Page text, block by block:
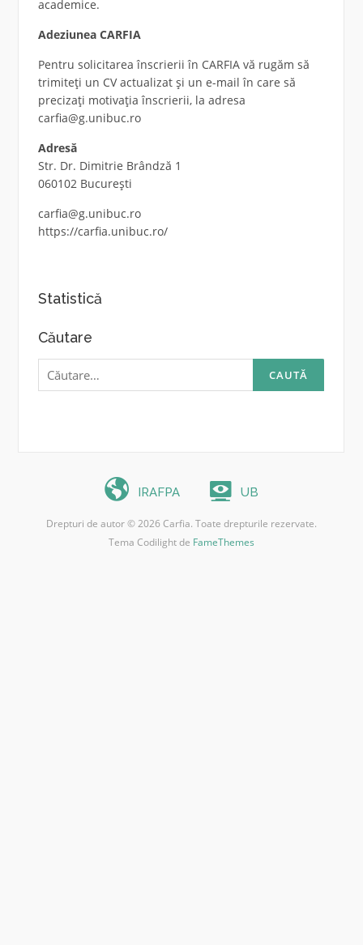
academice.
Adeziunea CARFIA
Pentru solicitarea înscrierii în CARFIA vă rugăm să
trimiteți un CV actualizat și un e-mail în care să
precizați motivația înscrierii, la adresa
carfia@g.unibuc.ro
Adresă
Str. Dr. Dimitrie Brândză 1
060102 București
carfia@g.unibuc.ro
https://carfia.unibuc.ro/
Statistică
Căutare
Caută
după:
IRAFPA UB
Drepturi de autor © 2026 Carfia. Toate drepturile rezervate.
Tema Codilight de FameThemes